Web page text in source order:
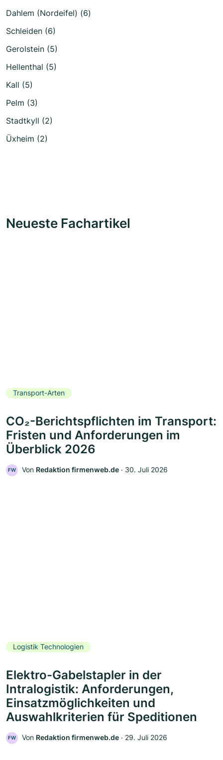
Dahlem (Nordeifel) (6)
Schleiden (6)
Gerolstein (5)
Hellenthal (5)
Kall (5)
Pelm (3)
Stadtkyll (2)
Üxheim (2)
Neueste Fachartikel
Transport-Arten
CO₂-Berichtspflichten im Transport:
Fristen und Anforderungen im
Überblick 2026
FW Von Redaktion firmenweb.de ‧ 30. Juli 2026
Logistik Technologien
Elektro-Gabelstapler in der
Intralogistik: Anforderungen,
Einsatzmöglichkeiten und
Auswahlkriterien für Speditionen
FW Von Redaktion firmenweb.de ‧ 29. Juli 2026